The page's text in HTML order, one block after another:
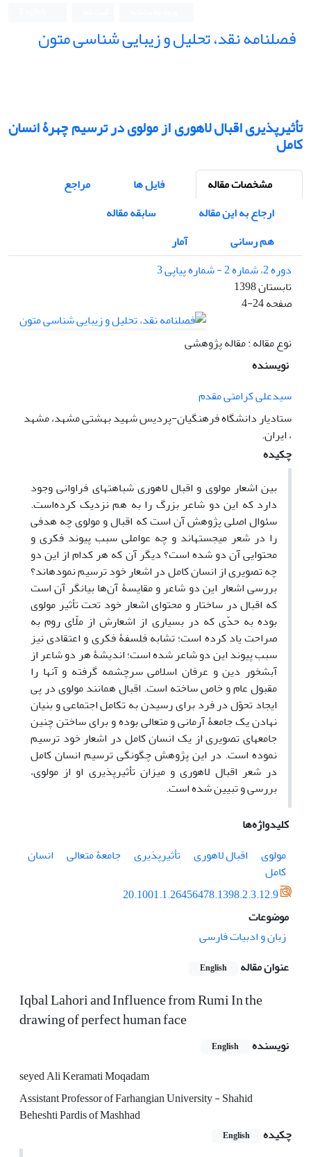
فصلنامه نقد، تحلیل و زیبایی شناسی متون
تأثیرپذیری اقبال لاهوری از مولوی در ترسیم چهرۀ انسان
کامل
مشخصات مقاله فایل ها
مراجع
ارجاع به این مقاله
سابقه مقاله
هم رسانی
آمار
دوره 2، شماره 2 - شماره پیاپی 3
تابستان 1398
صفحه4-24
نوع مقاله : مقاله پژوهشی
نویسنده
سیدعلی کرامتی مقدم
ستادیار دانشگاه فرهنگیان-پردیس شهید بهشتی مشهد، مشهد
، ایران.
چکیده
بین اشعار مولوی و اقبال لاهوری شباهت‎های فراوانی وجود
دارد که این دو شاعر بزرگ را به هم نزدیک کرده‌است.
سئوال اصلی پژوهش آن است که اقبال و مولوی چه هدفی
را در شعر می‎جسته‎اند و چه عواملی سبب پیوند فکری و
محتوایی آن دو شده است؟ دیگر آن که هر کدام از این دو
چه تصویری از انسان کامل در اشعار خود ترسیم نموده‎اند؟
بررسی اشعار این دو شاعر و مقایسۀ آن‌ها بیانگر آن است
که اقبال در ساختار و محتوای اشعار خود تحت تأثیر مولوی
بوده به حدّی که در بسیاری از اشعارش از ملّای روم به
صراحت یاد کرده است؛ تشابه فلسفۀ فکری و اعتقادی نیز
سبب پیوند این دو شاعر شده است؛ اندیشۀ هر دو شاعر از
آبشخور دین و عرفان اسلامی سرچشمه گرفته و آن‏ها را
مقبول عام و خاص ساخته است. اقبال همانند مولوی در پی
ایجاد تحوّل در فرد برای رسیدن به تکامل اجتماعی و بنیان
نهادن یک جامعۀ آرمانی و متعالی بوده و برای ساختن چنین
جامعه‎ای تصویری از یک انسان کامل در اشعار خود ترسیم
نموده ‎است. در این پژوهش چگونگی ترسیم انسان کامل
در شعر اقبال لاهوری و میزان تأثیرپذیری او از مولوی،
بررسی و تبیین شده است.
کلیدواژه‌ها
مولوی
اقبال لاهوری تأثیرپذیری جامعۀ متعالی
انسان
کامل
20.1001.1.26456478.1398.2.3.12.9
موضوعات
زبان و ادبیات فارسی
عنوان مقاله
English
Iqbal Lahori and Influence from Rumi In the
drawing of perfect human face
نویسنده English
seyed Ali Keramati Moqadam
Assistant Professor of Farhangian University - Shahid
Beheshti Pardis of Mashhad
چکیده
English